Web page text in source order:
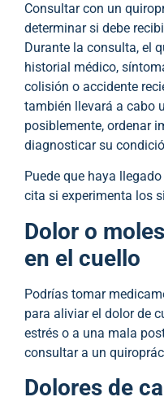
Consultar con un
determinar si debe
Durante la consulta, el
historial médico,
colisión o accidente
también llevará a cabo
posiblemente, ordenar
diagnosticar su
Puede que haya
cita si experimenta los
Dolor o
en el cuello
Podrías tomar
para aliviar el dolor de
estrés o a una mala
consultar a un
Dolores de